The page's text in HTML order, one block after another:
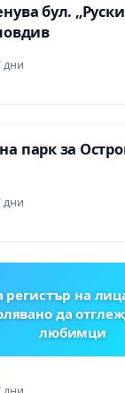
бул.
дни
парк за
дни
регистър на
да
любимци